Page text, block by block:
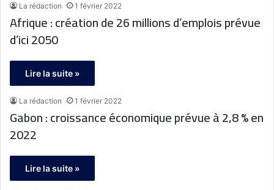
La rédaction 1 février 2022
Afrique : création de 26 millions d’emplois prévue
d’ici 2050
Lire la suite »
La rédaction 1 février 2022
Gabon : croissance économique prévue à 2,8 % en
2022
Lire la suite »